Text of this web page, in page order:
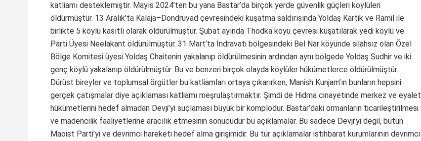
katliamı desteklemiştir. Mayıs 2024’ten bu yana Bastar’da birçok yerde güvenlik güçleri köylüleri
öldürmüştür. 13 Aralık’ta Kalaja–Dondruvad çevresindeki kuşatma saldırısında Yoldaş Kartik ve Ramil ile
birlikte 5 köylü kasıtlı olarak öldürülmüştür. Şubat ayında Thodka köyü çevresi kuşatılarak yedi köylü ve
Parti Üyesi Neelakant öldürülmüştür. 31 Mart’ta İndravati bölgesindeki Bel Nar köyünde silahsız olan Özel
Bölge Komitesi üyesi Yoldaş Chaitenin yakalanıp öldürülmesinin ardından aynı bölgede Yoldaş Sudhir ve iki
genç köylü yakalanıp öldürülmüştür. Bu ve benzeri birçok olayda köylüler hükümetlerce öldürülmüştür.
Dürüst bireyler ve toplumsal örgütler bu katliamları ortaya çıkarırken, Manish Kunjam’ın bunların hepsini
gerçek çatışmalar diye açıklaması katliamı meşrulaştırmaktır. Şimdi de Hidma cinayetinde merkez ve eyalet
hükümetlerini hedef almadan Devji’yi suçlaması büyük bir komplodur. Bastar’daki ormanların ticarileştirilmesi
ve madencilik faaliyetlerine aracılık etmesinin sonucudur bu açıklamalar. Bu sadece Devji’yi değil, bütün
Maoist Parti’yi ve devrimci hareketi hedef alma girişimidir. Bu tür açıklamalar istihbarat kurumlarının devrimci